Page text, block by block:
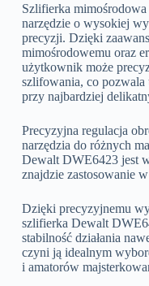
Szlifierka
narzędzie o wysokiej
precyzji. Dzięki
mimośrodowemu oraz
użytkownik może
szlifowania, co
przy najbardziej
Precyzyjna regulacja
narzędzia do różnych
Dewalt DWE6423 jest
znajdzie zastosowanie
Dzięki precyzyjnemu
szlifierka Dewalt
stabilność działania
czyni ją idealnym
i amatorów